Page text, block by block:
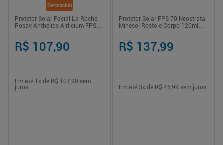
Dermaclub
Protetor Solar Facial La Roche-
Posay Anthelios Airlicium FPS
R$ 107,90
Em até 1 x de R$ 107,90 sem
juros
Protetor Solar FPS 70 Neostrata
Minesol Rosto e Corpo 120ml
R$ 137,99
Em até 3x de R$ 45,99 sem juros